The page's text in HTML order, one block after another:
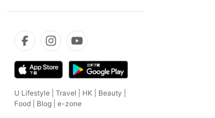
U Lifestyle Travel HK Beauty
Food
Blog e-zone